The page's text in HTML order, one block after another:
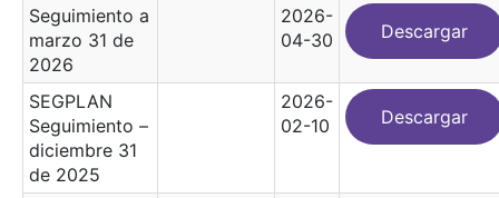
Seguimiento a
marzo 31 de
2026
2026-
04-30
Descargar
SEGPLAN
Seguimiento –
diciembre 31
de 2025
2026-
02-10
Descargar